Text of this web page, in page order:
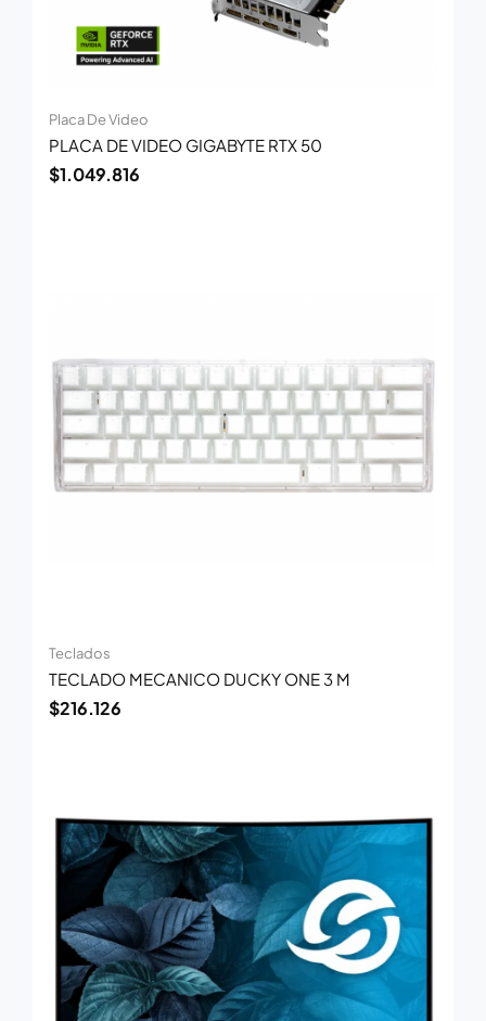
Placa De Video
PLACA DE VIDEO GIGABYTE RTX 50
$1.049.816
Teclados
TECLADO MECANICO DUCKY ONE 3 M
$216.126